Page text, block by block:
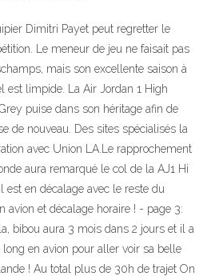
Dimitri Payet peut regretter le
Le meneur de jeu ne faisait pas
mais son excellente saison à
est limpide. La Air Jordan 1 High
puise dans son héritage afin de
de nouveau. Des sites spécialisés la
avec Union LA.Le rapprochement
aura remarqué le col de la AJ1 Hi
est en décalage avec le reste du
avion et décalage horaire ! - page 3:
bibou aura 3 mois dans 2 jours et il a
en avion pour aller voir sa belle
! Au total plus de 30h de trajet On